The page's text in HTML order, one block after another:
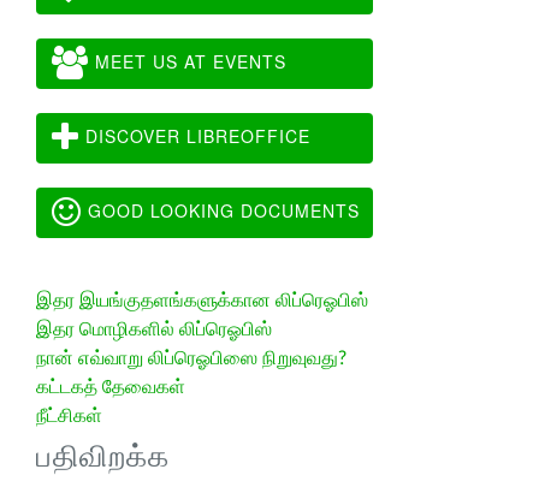
MEET US AT EVENTS
DISCOVER LIBREOFFICE
GOOD LOOKING DOCUMENTS
இதர இயங்குதளங்களுக்கான லிப்ரெஓபிஸ்
இதர மொழிகளில் லிப்ரெஓபிஸ்
நான் எவ்வாறு லிப்ரெஓபிஸை நிறுவுவது?
கட்டகத் தேவைகள்
நீட்சிகள்
பதிவிறக்க